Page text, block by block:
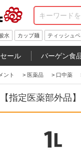
水 カップ麺 ティッシュ
ール バーゲン食
ント > 医薬品 > 口中薬
指定医薬部外品】